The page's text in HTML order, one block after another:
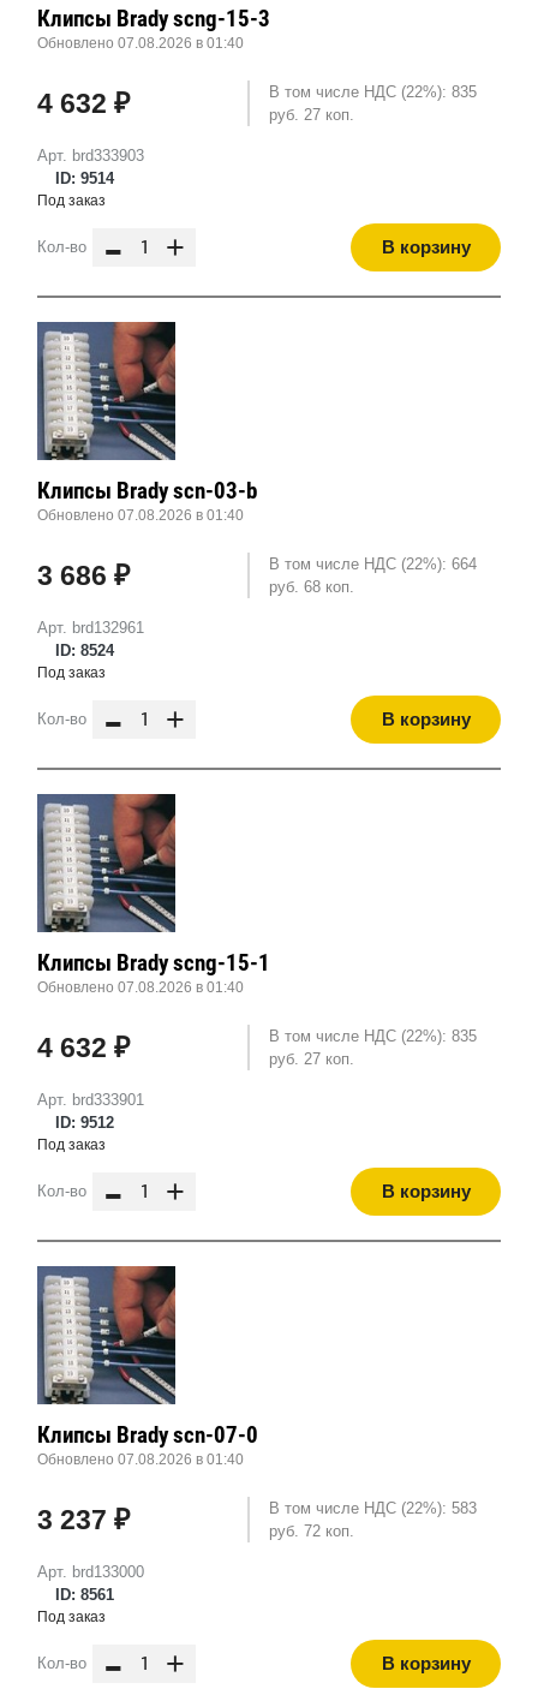
Арт. brd333903
ID: 9514
Клипсы Brady scng-15-3
Обновлено 07.08.2026 в 01:40
4 632 ₽
В том числе НДС (22%): 835
руб. 27 коп.
Под заказ
Кол-во - + В корзину
Арт. brd132961
ID: 8524
Клипсы Brady scn-03-b
Обновлено 07.08.2026 в 01:40
3 686 ₽
В том числе НДС (22%): 664
руб. 68 коп.
Под заказ
Кол-во - + В корзину
Арт. brd333901
ID: 9512
Клипсы Brady scng-15-1
Обновлено 07.08.2026 в 01:40
4 632 ₽
В том числе НДС (22%): 835
руб. 27 коп.
Под заказ
Кол-во - + В корзину
Арт. brd133000
ID: 8561
Клипсы Brady scn-07-0
Обновлено 07.08.2026 в 01:40
3 237 ₽
В том числе НДС (22%): 583
руб. 72 коп.
Под заказ
Кол-во - + В корзину